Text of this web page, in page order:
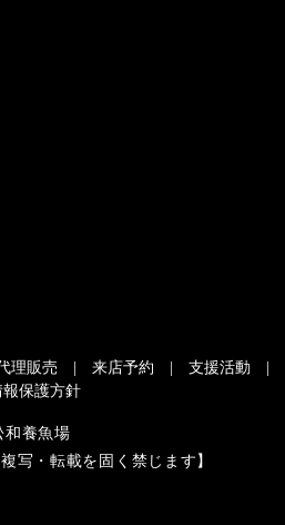
理販売 来店予約 支援活動
保護方針
養魚場
写・転載を固く禁じます】